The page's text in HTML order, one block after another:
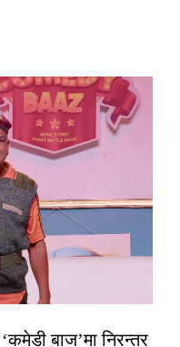
बाज’मा निरन्तर